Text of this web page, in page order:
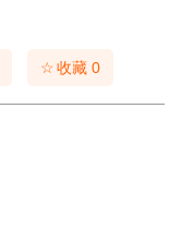
☆收藏 0